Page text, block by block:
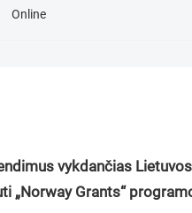
Online
vykdančias
„Norway Grants“